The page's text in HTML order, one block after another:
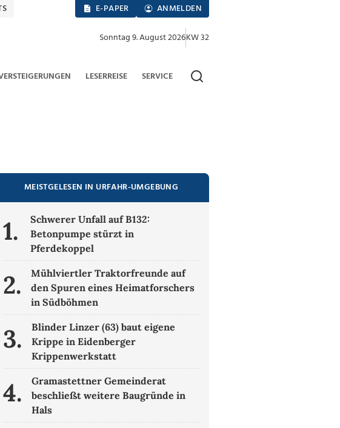
E-PAPER ANMELDEN
Sonntag 9. August 2026KW 32
LESERREISE SERVICE
MEISTGELESEN IN URFAHR-UMGEBUNG
1.
Schwerer Unfall auf B132:
Betonpumpe stürzt in
Pferdekoppel
2.
Mühlviertler Traktorfreunde auf
den Spuren eines Heimatforschers
in Südböhmen
3.
Blinder Linzer (63) baut eigene
Krippe in Eidenberger
Krippenwerkstatt
4.
Gramastettner Gemeinderat
beschließt weitere Baugründe in
Hals